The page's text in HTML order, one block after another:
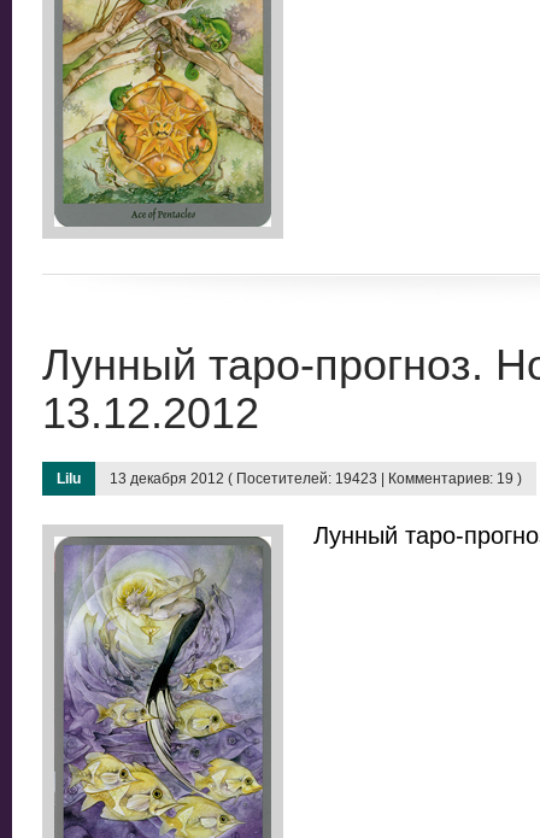
Лунный таро-прогноз.
13.12.2012
Lilu 13 декабря 2012 ( Посетителей: 19423 | Комментариев: 19 )
Лунный таро-